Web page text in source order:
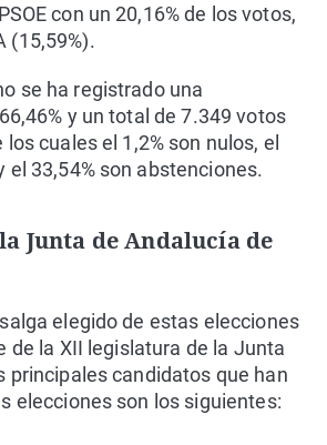
con un 20,16% de los votos,
(15,59%).
se ha registrado una
y un total de 7.349 votos
cuales el 1,2% son nulos, el
el 33,54% son abstenciones.
Junta de Andalucía de
elegido de estas elecciones
de la XII legislatura de la Junta
principales candidatos que han
elecciones son los siguientes: